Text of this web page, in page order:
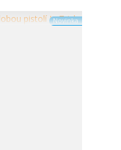
Novinka